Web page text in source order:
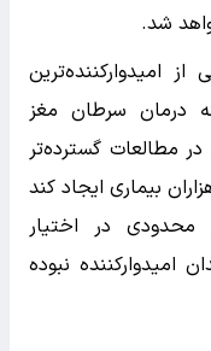
شد.
امیدوارکننده‌ترین
درمان سرطان مغز
در مطالعات گسترده‌تر
بیماری ایجاد کند
محدودی در اختیار
امیدوارکننده نبوده